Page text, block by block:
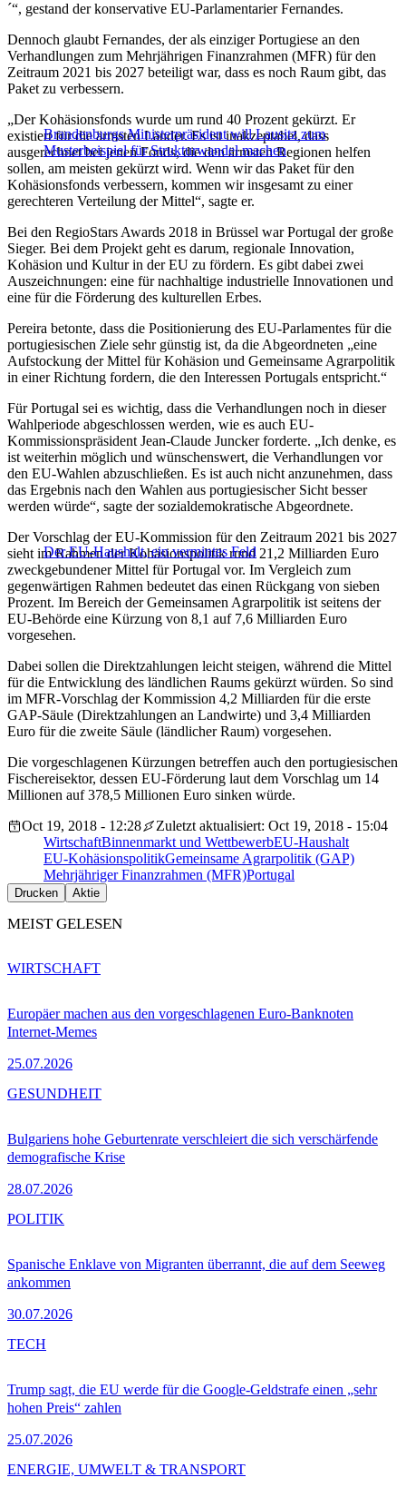
´“, gestand der konservative EU-Parlamentarier Fernandes.
Dennoch glaubt Fernandes, der als einziger Portugiese an den
Verhandlungen zum Mehrjährigen Finanzrahmen (MFR) für den
Zeitraum 2021 bis 2027 beteiligt war, dass es noch Raum gibt, das
Paket zu verbessern.
Brandenburgs Ministerpräsident will Lausitz zum
Musterbeispiel für Strukturwandel machen
„Der Kohäsionsfonds wurde um rund 40 Prozent gekürzt. Er
existiert für die ärmsten Länder. Es ist inakzeptabel, dass
ausgerechnet bei jenen Fonds, die den ärmsten Regionen helfen
sollen, am meisten gekürzt wird. Wenn wir das Paket für den
Kohäsionsfonds verbessern, kommen wir insgesamt zu einer
gerechteren Verteilung der Mittel“, sagte er.
Bei den RegioStars Awards 2018 in Brüssel war Portugal der große
Sieger. Bei dem Projekt geht es darum, regionale Innovation,
Kohäsion und Kultur in der EU zu fördern. Es gibt dabei zwei
Auszeichnungen: eine für nachhaltige industrielle Innovationen und
eine für die Förderung des kulturellen Erbes.
Pereira betonte, dass die Positionierung des EU-Parlamentes für die
portugiesischen Ziele sehr günstig ist, da die Abgeordneten „eine
Aufstockung der Mittel für Kohäsion und Gemeinsame Agrarpolitik
in einer Richtung fordern, die den Interessen Portugals entspricht.“
Für Portugal sei es wichtig, dass die Verhandlungen noch in dieser
Wahlperiode abgeschlossen werden, wie es auch EU-
Kommissionspräsident Jean-Claude Juncker forderte. „Ich denke, es
ist weiterhin möglich und wünschenswert, die Verhandlungen vor
den EU-Wahlen abzuschließen. Es ist auch nicht anzunehmen, dass
das Ergebnis nach den Wahlen aus portugiesischer Sicht besser
werden würde“, sagte der sozialdemokratische Abgeordnete.
Der EU-Haushalt, ein vermintes Feld
Der Vorschlag der EU-Kommission für den Zeitraum 2021 bis 2027
sieht im Rahmen der Kohäsionspolitik rund 21,2 Milliarden Euro
zweckgebundener Mittel für Portugal vor. Im Vergleich zum
gegenwärtigen Rahmen bedeutet das einen Rückgang von sieben
Prozent. Im Bereich der Gemeinsamen Agrarpolitik ist seitens der
EU-Behörde eine Kürzung von 8,1 auf 7,6 Milliarden Euro
vorgesehen.
Dabei sollen die Direktzahlungen leicht steigen, während die Mittel
für die Entwicklung des ländlichen Raums gekürzt würden. So sind
im MFR-Vorschlag der Kommission 4,2 Milliarden für die erste
GAP-Säule (Direktzahlungen an Landwirte) und 3,4 Milliarden
Euro für die zweite Säule (ländlicher Raum) vorgesehen.
Die vorgeschlagenen Kürzungen betreffen auch den portugiesischen
Fischereisektor, dessen EU-Förderung laut dem Vorschlag um 14
Millionen auf 378,5 Millionen Euro sinken würde.
Oct 19, 2018 - 12:28
Zuletzt aktualisiert: Oct 19, 2018 - 15:04
WirtschaftBinnenmarkt und WettbewerbEU-Haushalt
EU-KohäsionspolitikGemeinsame Agrarpolitik (GAP)
Mehrjähriger Finanzrahmen (MFR)Portugal
Drucken Aktie
MEIST GELESEN
Europäer machen aus den vorgeschlagenen Euro-Banknoten
Internet-Memes
25.07.2026
WIRTSCHAFT
Bulgariens hohe Geburtenrate verschleiert die sich verschärfende
demografische Krise
28.07.2026
GESUNDHEIT
Spanische Enklave von Migranten überrannt, die auf dem Seeweg
ankommen
30.07.2026
POLITIK
Trump sagt, die EU werde für die Google-Geldstrafe einen „sehr
hohen Preis“ zahlen
25.07.2026
TECH
ENERGIE, UMWELT & TRANSPORT